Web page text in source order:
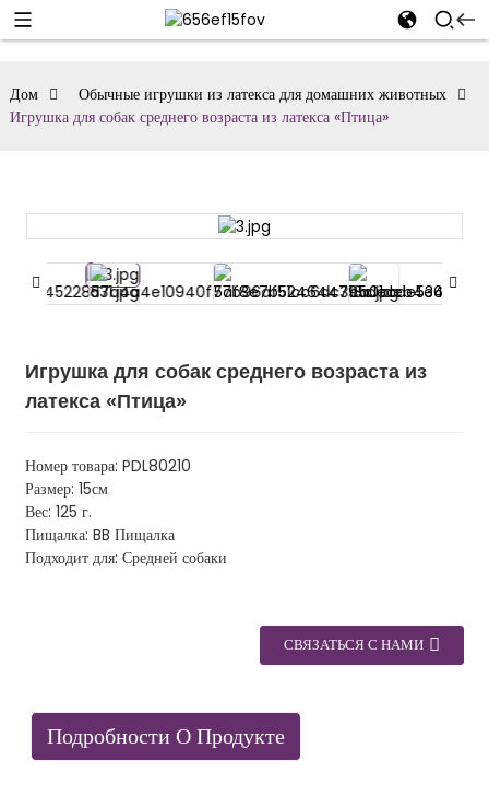
Дом
Обычные игрушки из латекса для домашних животных
Игрушка для собак среднего возраста из латекса «Птица»
Игрушка для собак среднего возраста из
латекса «Птица»
Номер товара: PDL80210
Размер: 15см
Вес: 125 г.
Пищалка: BB Пищалка
Подходит для: Средней собаки
СВЯЗАТЬСЯ С НАМИ
Подробности О Продукте